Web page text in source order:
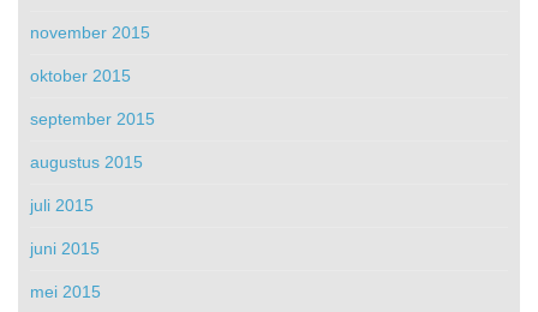
november 2015
oktober 2015
september 2015
augustus 2015
juli 2015
juni 2015
mei 2015